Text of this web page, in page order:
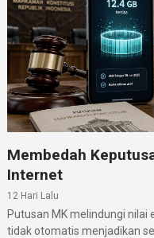
Membedah
Internet
12 Hari Lalu
Putusan MK melindungi
tidak otomatis menjadikan